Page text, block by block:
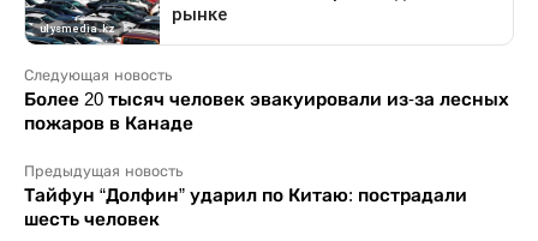
Следующая новость
Более 20 тысяч человек эвакуировали из-за лесных
пожаров в Канаде
Предыдущая новость
Тайфун “Долфин” ударил по Китаю: пострадали
шесть человек